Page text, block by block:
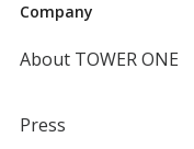
Company
About TOWER ONE
Press